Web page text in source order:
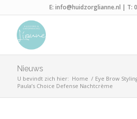
E: info@huidzorglianne.nl | T:
Nieuws
U bevindt zich hier: Home / Eye Brow
Paula’s Choice Defense Nachtcrème